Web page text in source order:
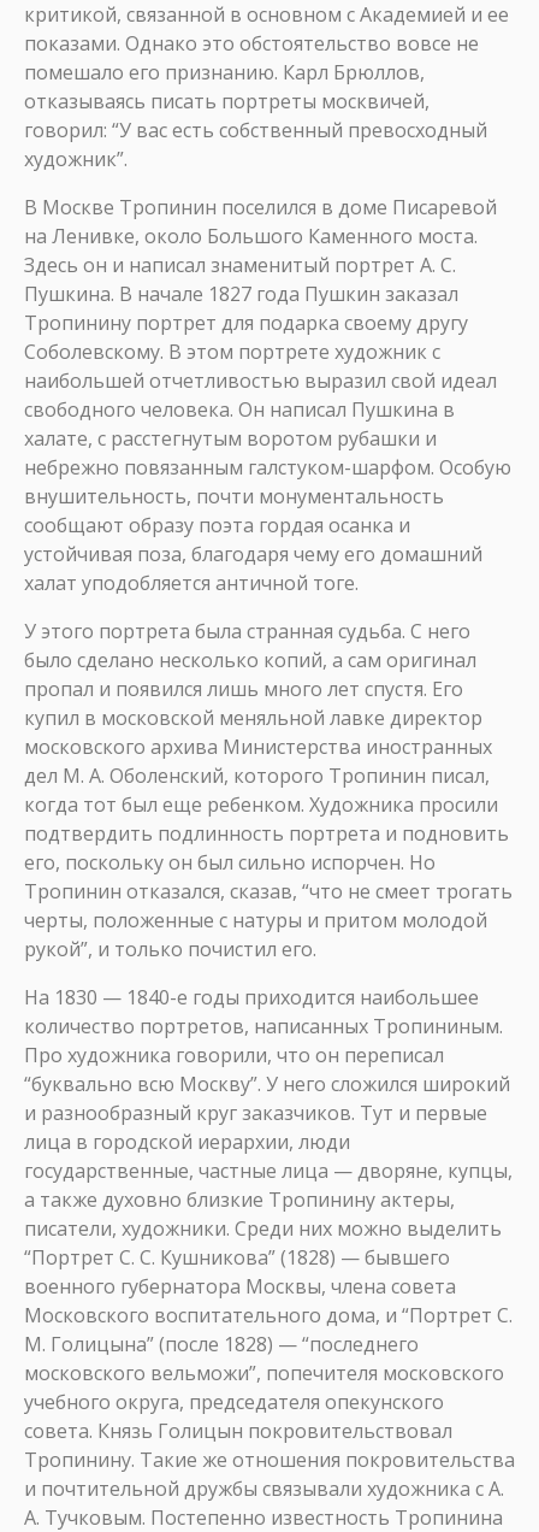
критикой, связанной в основном с Академией и ее
показами. Однако это обстоятельство вовсе не
помешало его признанию. Карл Брюллов,
отказываясь писать портреты москвичей,
говорил: “У вас есть собственный превосходный
художник”.
В Москве Тропинин поселился в доме Писаревой
на Ленивке, около Большого Каменного моста.
Здесь он и написал знаменитый портрет А. С.
Пушкина. В начале 1827 года Пушкин заказал
Тропинину портрет для подарка своему другу
Соболевскому. В этом портрете художник с
наибольшей отчетливостью выразил свой идеал
свободного человека. Он написал Пушкина в
халате, с расстегнутым воротом рубашки и
небрежно повязанным галстуком-шарфом. Особую
внушительность, почти монументальность
сообщают образу поэта гордая осанка и
устойчивая поза, благодаря чему его домашний
халат уподобляется античной тоге.
У этого портрета была странная судьба. С него
было сделано несколько копий, а сам оригинал
пропал и появился лишь много лет спустя. Его
купил в московской меняльной лавке директор
московского архива Министерства иностранных
дел М. А. Оболенский, которого Тропинин писал,
когда тот был еще ребенком. Художника просили
подтвердить подлинность портрета и подновить
его, поскольку он был сильно испорчен. Но
Тропинин отказался, сказав, “что не смеет трогать
черты, положенные с натуры и притом молодой
рукой”, и только почистил его.
На 1830 — 1840-е годы приходится наибольшее
количество портретов, написанных Тропининым.
Про художника говорили, что он переписал
“буквально всю Москву”. У него сложился широкий
и разнообразный круг заказчиков. Тут и первые
лица в городской иерархии, люди
государственные, частные лица — дворяне, купцы,
а также духовно близкие Тропинину актеры,
писатели, художники. Среди них можно выделить
“Портрет С. С. Кушникова” (1828) — бывшего
военного губернатора Москвы, члена совета
Московского воспитательного дома, и “Портрет С.
М. Голицына” (после 1828) — “последнего
московского вельможи”, попечителя московского
учебного округа, председателя опекунского
совета. Князь Голицын покровительствовал
Тропинину. Такие же отношения покровительства
и почтительной дружбы связывали художника с А.
А. Тучковым. Постепенно известность Тропинина